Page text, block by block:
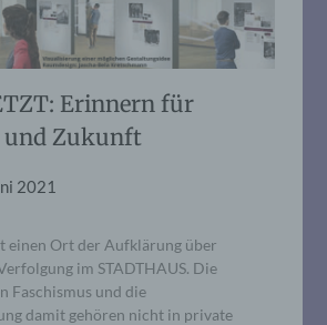
Erinnern für
und Zukunft
2021
einen Ort der Aufklärung über
im STADTHAUS. Die
Faschismus und die
damit gehören nicht in private